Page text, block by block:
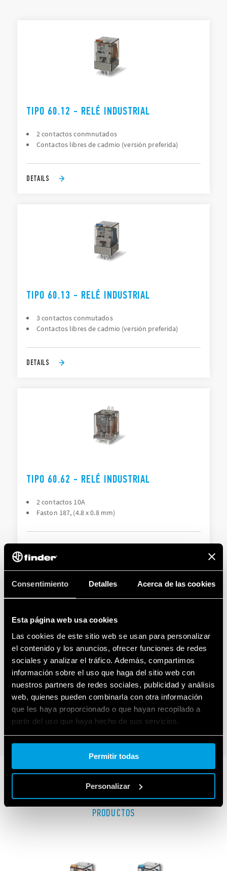
Consentimiento Detalles Acerca de las cookies
Esta página web usa cookies
Las cookies de este sitio web se usan para personalizar
el contenido y los anuncios, ofrecer funciones de redes
sociales y analizar el tráfico. Además, compartimos
información sobre el uso que haga del sitio web con
nuestros partners de redes sociales, publicidad y análisis
web, quienes pueden combinarla con otra información
que les haya proporcionado o que hayan recopilado a
partir del uso que haya hecho de sus servicios.
Cookie policy.
Permitir todas
Personalizar
TIPO 60.12 - RELÉ INDUSTRIAL
2 contactos conmnutados
Contactos libres de cadmio (versión preferida)
DETAILS
TIPO 60.13 - RELÉ INDUSTRIAL
3 contactos conmutados
Contactos libres de cadmio (versión preferida)
DETAILS
TIPO 60.62 - RELÉ INDUSTRIAL
2 contactos 10A
Faston 187, (4.8 x 0.8 mm)
DETAILS
TIPO 60.63 – RELÉ INDUSTRIAL
3 contactos 10A
Faston 187, (4.8 x 0.8 mm)
SERIES RELACIONADAS
PRODUCTOS